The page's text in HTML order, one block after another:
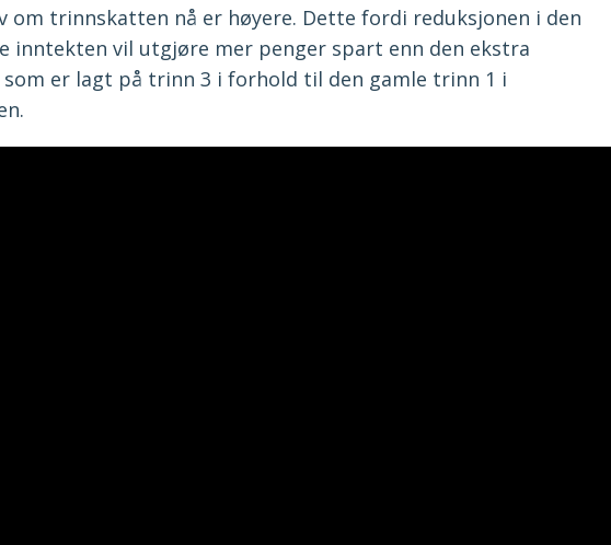
om trinnskatten nå er høyere. Dette fordi reduksjonen i den
inntekten vil utgjøre mer penger spart enn den ekstra
er lagt på trinn 3 i forhold til den gamle trinn 1 i